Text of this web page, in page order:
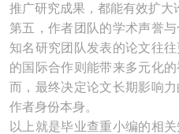
推广研究成果，都能有效扩大
第五，作者团队的学术声誉
知名研究团队发表的论文往
的国际合作则能带来多元化
而，最终决定论文长期影响
作者身份本身。
以上就是毕业查重小编的相